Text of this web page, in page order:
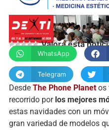
Valora esta
WhatsApp
Telegram
Desde The Phone Planetos
recorrido por los mejores
estas navidades con un
gran variedad de modelos